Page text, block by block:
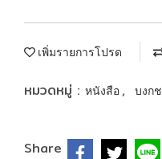
เพิ่มรายการโปรด
หมวดหมู่ : หนังสือ, บงกช
Share